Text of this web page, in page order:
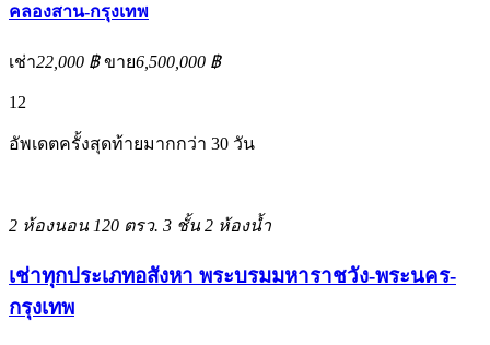
คลองสาน-กรุงเทพ
เช่า22,000 ฿ ขาย6,500,000 ฿
12
อัพเดตครั้งสุดท้ายมากกว่า 30 วัน
2 ห้องนอน 120 ตรว. 3 ชั้น 2 ห้องน้ำ
เช่าทุกประเภทอสังหา พระบรมมหาราชวัง-พระนคร-
กรุงเทพ